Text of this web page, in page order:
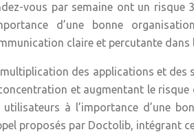
vous par semaine ont un risque
d’une bonne
claire et percutante
des applications et des
et augmentant le
utilisateurs à l’importance d’une
proposés par Doctolib, intégrant